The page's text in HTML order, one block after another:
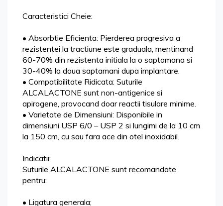
Caracteristici Cheie:
• Absorbtie Eficienta: Pierderea progresiva a
rezistentei la tractiune este graduala, mentinand
60-70% din rezistenta initiala la o saptamana si
30-40% la doua saptamani dupa implantare.
• Compatibilitate Ridicata: Suturile
ALCALACTONE sunt non-antigenice si
apirogene, provocand doar reactii tisulare minime.
• Varietate de Dimensiuni: Disponibile in
dimensiuni USP 6/0 – USP 2 si lungimi de la 10 cm
la 150 cm, cu sau fara ace din otel inoxidabil.
Indicatii:
Suturile ALCALACTONE sunt recomandate
pentru:
• Ligatura generala;